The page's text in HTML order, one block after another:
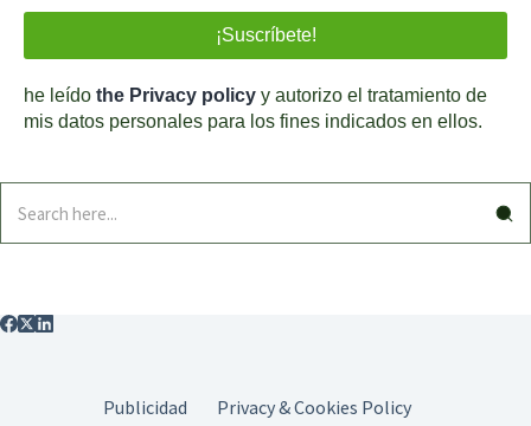
he leído the Privacy policy y autorizo el tratamiento de
mis datos personales para los fines indicados en ellos.
Publicidad Privacy & Cookies Policy